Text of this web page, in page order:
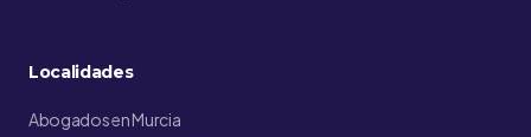
Localidades
Abogados en Murcia